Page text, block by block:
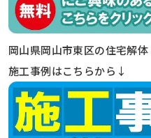
岡山県岡山市東区の住宅解
施工事例はこちらから↓